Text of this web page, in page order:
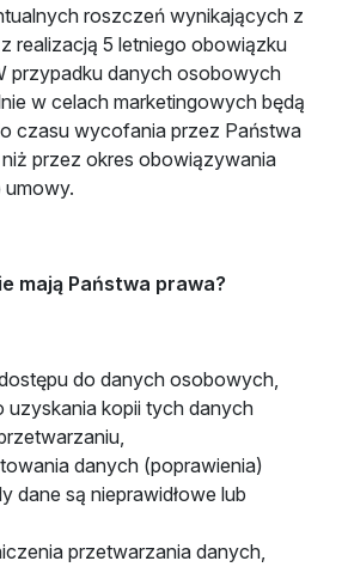
roszczeń wynikających z
realizacją 5 letniego obowiązku
przypadku danych osobowych
w celach marketingowych będą
czasu wycofania przez Państwa
niż przez okres obowiązywania
umowy.
mają Państwa prawa?
do danych osobowych,
uzyskania kopii tych danych
danych (poprawienia)
dane są nieprawidłowe lub
przetwarzania danych,